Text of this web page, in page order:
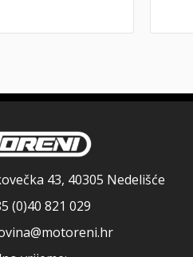
43, 40305 Nedelišće
(0)40 821 029